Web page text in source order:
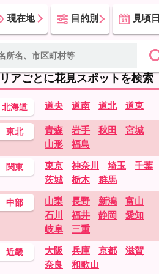
現在地 目的別 見頃日
アごとに花見スポットを検索
北海道 道央 道南 道北 道東
東北 青森 岩手 秋田
宮城
山形
福島
関東 東京 神奈川 埼玉
千葉
茨城
栃木 群馬
中部 山梨 長野 新潟
富山
石川
福井 静岡
愛知
岐阜
三重
近畿 大阪 兵庫 京都
滋賀
奈良
和歌山